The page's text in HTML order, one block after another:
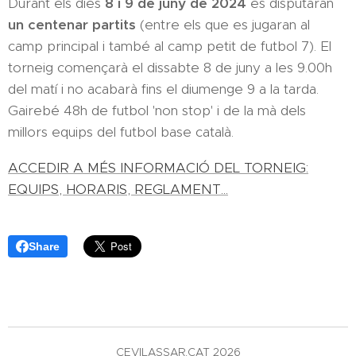
un centenar partits (entre els que es jugaran al
camp principal i també al camp petit de futbol 7). El
torneig començarà el dissabte 8 de juny a les 9.00h
del matí i no acabarà fins el diumenge 9 a la tarda.
Gairebé 48h de futbol 'non stop' i de la mà dels
millors equips del futbol base català.
ACCEDIR A MÉS INFORMACIÓ DEL TORNEIG:
EQUIPS, HORARIS, REGLAMENT...
Share
CEVILASSAR.CAT 2026